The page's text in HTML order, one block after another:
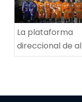
La plataforma
direccional de
potencia